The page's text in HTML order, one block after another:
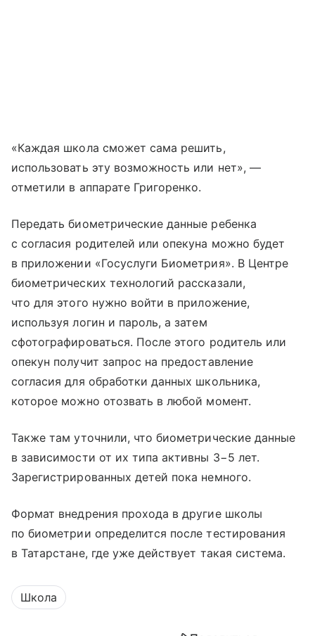
«Каждая школа сможет сама решить,
использовать эту возможность или нет», —
отметили в аппарате Григоренко.
Передать биометрические данные ребенка
с согласия родителей или опекуна можно будет
в приложении «Госуслуги Биометрия». В Центре
биометрических технологий рассказали,
что для этого нужно войти в приложение,
используя логин и пароль, а затем
сфотографироваться. После этого родитель или
опекун получит запрос на предоставление
согласия для обработки данных школьника,
которое можно отозвать в любой момент.
Также там уточнили, что биометрические данные
в зависимости от их типа активны 3−5 лет.
Зарегистрированных детей пока немного.
Формат внедрения прохода в другие школы
по биометрии определится после тестирования
в Татарстане, где уже действует такая система.
Школа